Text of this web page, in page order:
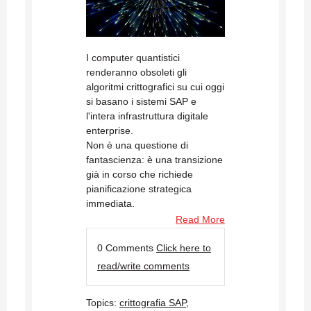
I computer quantistici
renderanno obsoleti gli
algoritmi crittografici su cui oggi
si basano i sistemi SAP e
l'intera infrastruttura digitale
enterprise.
Non è una questione di
fantascienza: è una transizione
già in corso che richiede
pianificazione strategica
immediata.
Read More
0 Comments Click here to
read/write comments
Topics: crittografia SAP,